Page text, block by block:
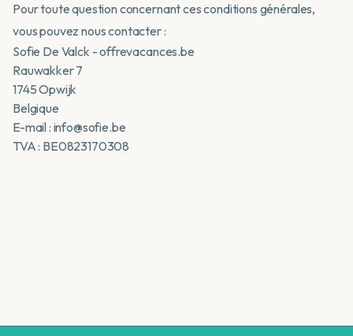
Pour toute question concernant ces conditions générales,
vous pouvez nous contacter :
Sofie De Valck - offrevacances.be
Rauwakker 7
1745 Opwijk
Belgique
E-mail : info@sofie.be
TVA : BE0823170308